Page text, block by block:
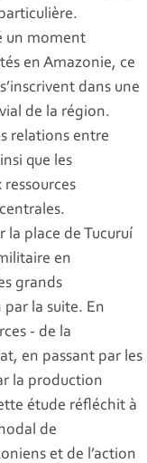
un moment
en Amazonie, ce
dans une
de la région.
relations entre
que les
la place de Tucuruí
en
grands
la suite. En
- de la
en passant par les
la production
étude réfléchit à
de
et de l’action